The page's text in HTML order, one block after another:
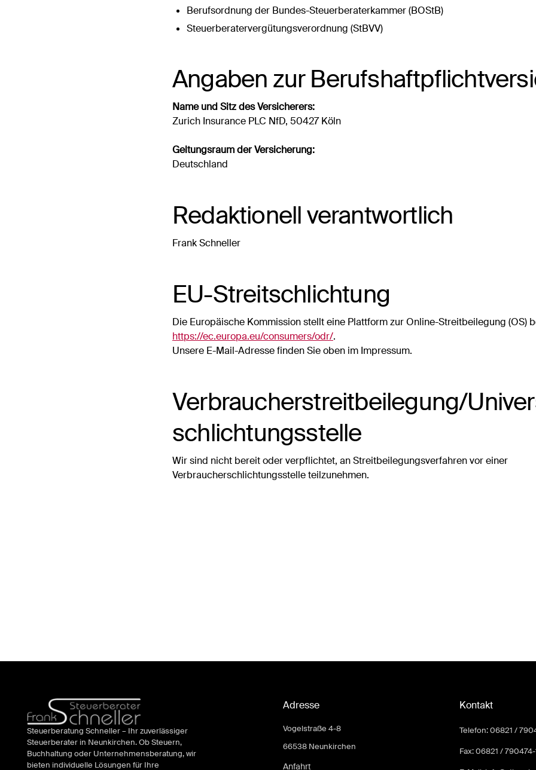
Berufsordnung der Bundes-Steuerberaterkammer (BOStB)
Steuerberatervergütungsverordnung (StBVV)
Angaben zur
Name und Sitz des Versicherers:
Zurich Insurance PLC NfD, 50427 Köln
Geltungsraum der Versicherung:
Deutschland
Redaktionell verantwortlich
Frank Schneller
EU-Streitschlichtung
Die Europäische Kommission stellt eine Plattform zur Online-Streitbeilegung (OS)
https://ec.europa.eu/consumers/odr/.
Unsere E-Mail-Adresse finden Sie oben im Impressum.
Verbraucher­streit­beilegung/
schlichtungs­stelle
Wir sind nicht bereit oder verpflichtet, an Streitbeilegungsverfahren vor einer
Verbraucherschlichtungsstelle teilzunehmen.
Steuerberatung Schneller – Ihr zuverlässiger
Steuerberater in Neunkirchen. Ob Steuern,
Buchhaltung oder Unternehmensberatung, wir
bieten individuelle Lösungen für Ihre
Adresse
Vogelstraße 4-8
66538 Neunkirchen
Anfahrt
Kontakt
Telefon: 06821 /
Fax: 06821 / 790474-